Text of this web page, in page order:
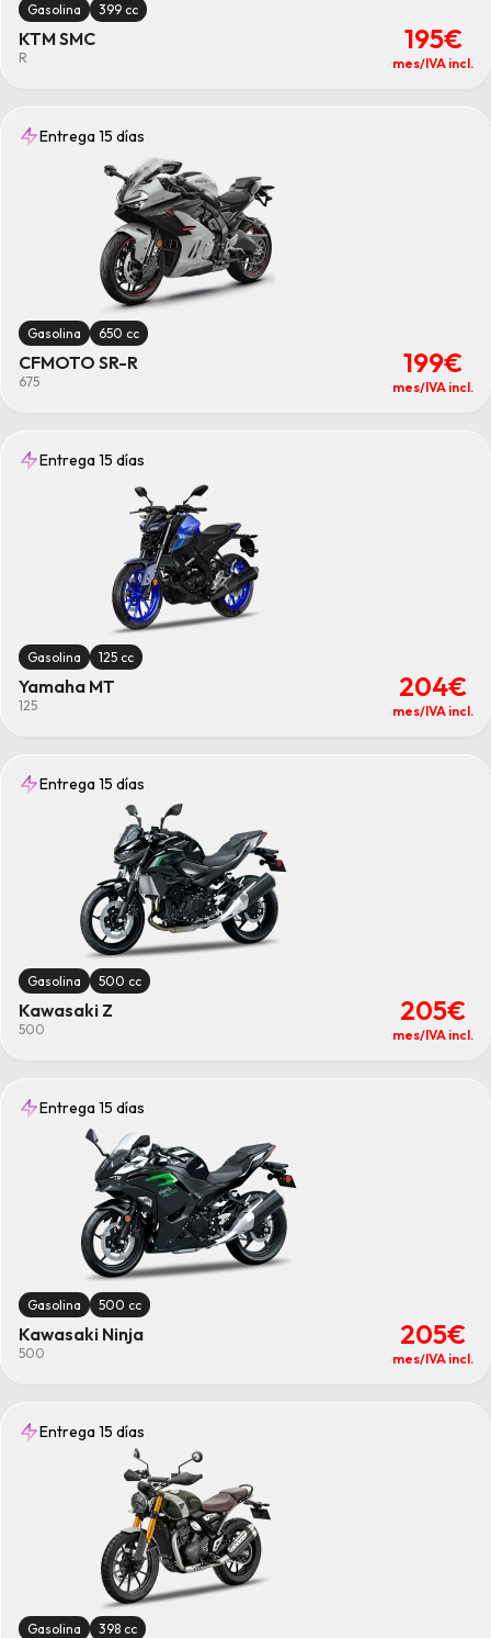
Gasolina 399 cc
KTM SMC
R
195€
mes/IVA incl.
Entrega 15 días
Gasolina 650 cc
CFMOTO SR-R
675
199€
mes/IVA incl.
Entrega 15 días
Gasolina 125 cc
Yamaha MT
125
204€
mes/IVA incl.
Entrega 15 días
Gasolina 500 cc
Kawasaki Z
500
205€
mes/IVA incl.
Entrega 15 días
Gasolina 500 cc
Kawasaki Ninja
500
205€
mes/IVA incl.
Entrega 15 días
Gasolina 398 cc